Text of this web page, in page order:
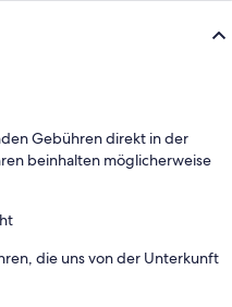
Gebühren direkt in der
beinhalten möglicherweise
die uns von der Unterkunft